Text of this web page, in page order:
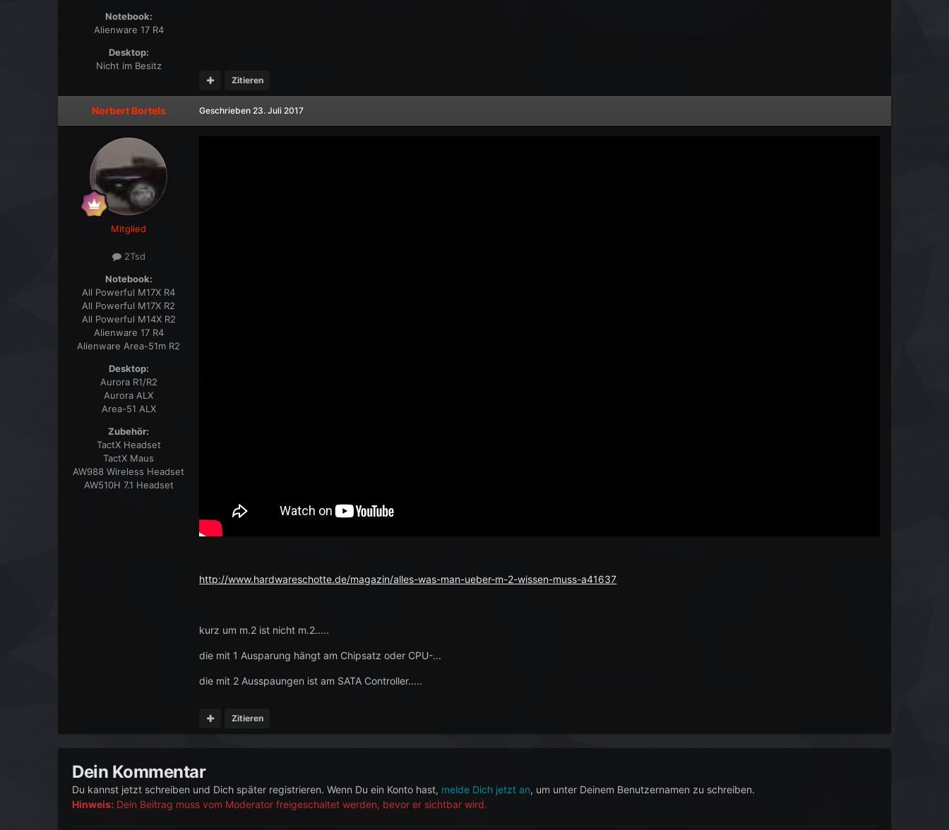
Notebook:
Alienware 17 R4
Desktop:
Nicht im Besitz
Zitieren
Norbert Bortels
Mitglied
2Tsd
Notebook:
All Powerful M17X R4
All Powerful M17X R2
All Powerful M14X R2
Alienware 17 R4
Alienware Area-51m R2
Desktop:
Aurora R1/R2
Aurora ALX
Area-51 ALX
Zubehör:
TactX Headset
TactX Maus
AW988 Wireless Headset
AW510H 7.1 Headset
Geschrieben 23. Juli 2017
http://www.hardwareschotte.de/magazin/alles-was-man-ueber-m-2-wissen-muss-a41637
kurz um m.2 ist nicht m.2.....
die mit 1 Ausparung hängt am Chipsatz oder CPU-...
die mit 2 Ausspaungen ist am SATA Controller.....
Zitieren
Dein Kommentar
Du kannst jetzt schreiben und Dich später registrieren. Wenn Du ein Konto hast, melde Dich jetzt an, um unter Deinem Benutzernamen zu schreiben.
Hinweis: Dein Beitrag muss vom Moderator freigeschaltet werden, bevor er sichtbar wird.